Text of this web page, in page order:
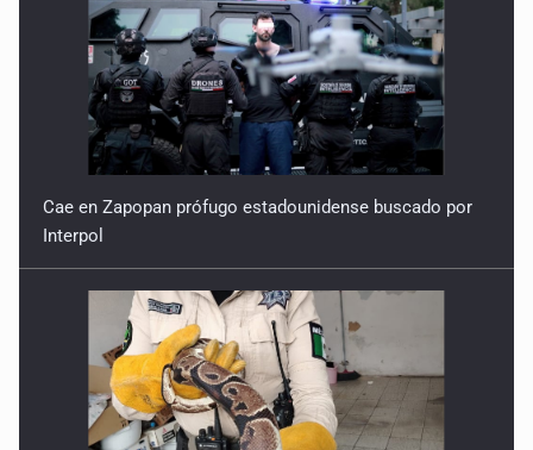
Cae en Zapopan prófugo estadounidense buscado por
Interpol